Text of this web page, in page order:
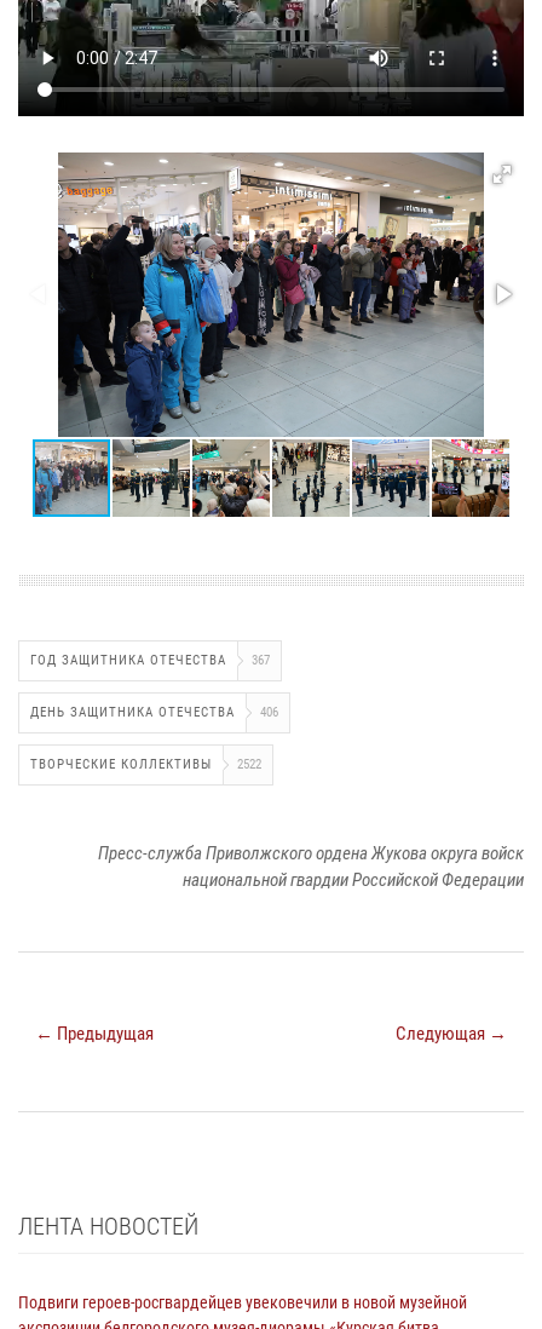
ГОД ЗАЩИТНИКА ОТЕЧЕСТВА 367
ДЕНЬ ЗАЩИТНИКА ОТЕЧЕСТВА 406
ТВОРЧЕСКИЕ КОЛЛЕКТИВЫ 2522
Пресс-служба Приволжского ордена Жукова округа войск
национальной гвардии Российской Федерации
← Предыдущая Следующая →
ЛЕНТА НОВОСТЕЙ
Подвиги героев‑росгвардейцев увековечили в новой музейной